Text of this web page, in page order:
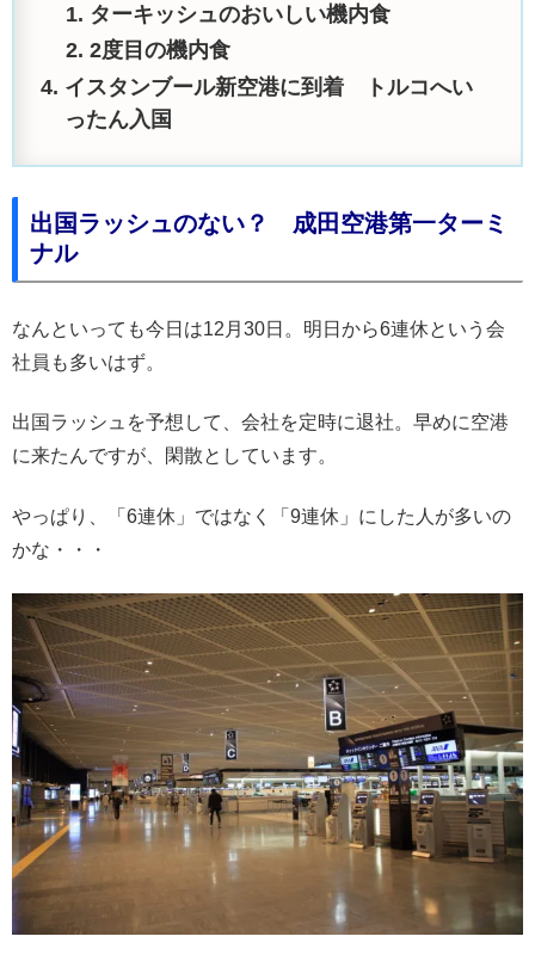
ターキッシュのおいしい機内食
2度目の機内食
イスタンブール新空港に到着 トルコへい
ったん入国
出国ラッシュのない？ 成田空港第一ターミ
ナル
なんといっても今日は12月30日。明日から6連休という会
社員も多いはず。
出国ラッシュを予想して、会社を定時に退社。早めに空港
に来たんですが、閑散としています。
やっぱり、「6連休」ではなく「9連休」にした人が多いの
かな・・・